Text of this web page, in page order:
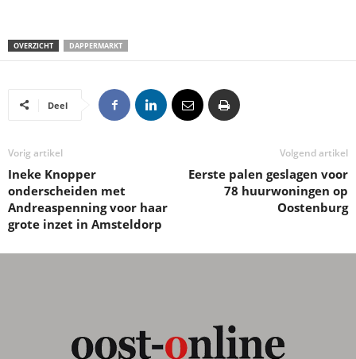
OVERZICHT DAPPERMARKT
Deel
Vorig artikel
Ineke Knopper
onderscheiden met
Andreaspenning voor haar
grote inzet in Amsteldorp
Volgend artikel
Eerste palen geslagen voor
78 huurwoningen op
Oostenburg